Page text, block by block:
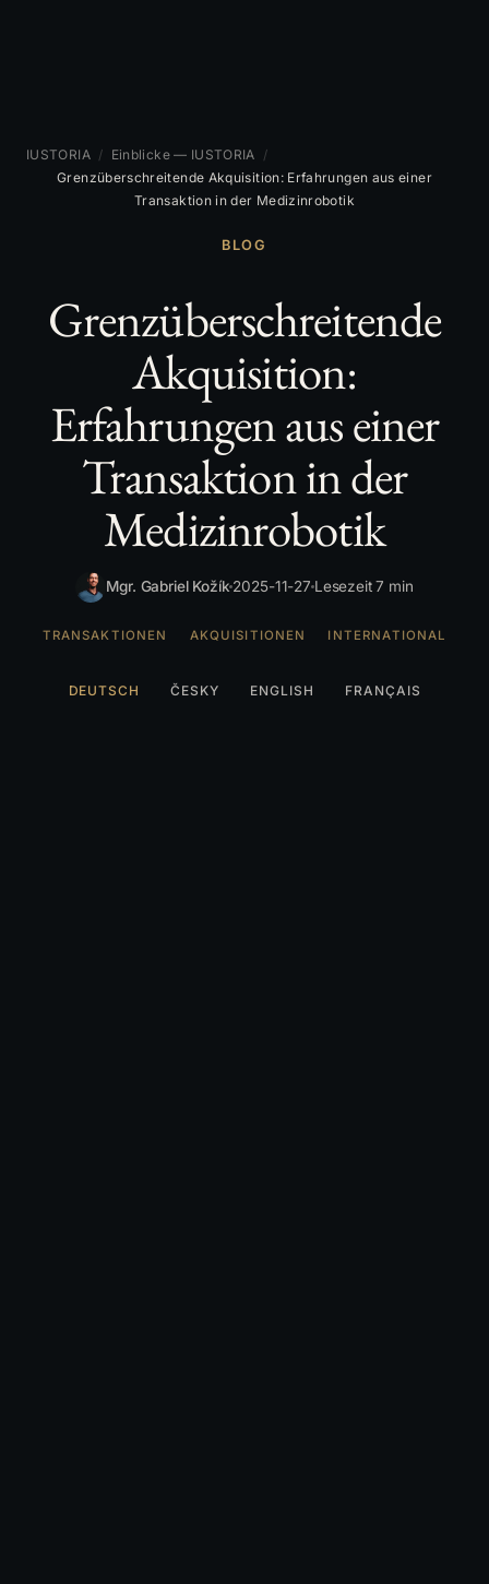
IUSTORIA / Einblicke — IUSTORIA /
Grenzüberschreitende Akquisition: Erfahrungen aus einer
Transaktion in der Medizinrobotik
BLOG
Grenzüberschreitende
Akquisition:
Erfahrungen aus einer
Transaktion in der
Medizinrobotik
Mgr. Gabriel Kožík 2025-11-27 Lesezeit 7 min
TRANSAKTIONEN AKQUISITIONEN INTERNATIONAL
DEUTSCH ČESKY ENGLISH FRANÇAIS